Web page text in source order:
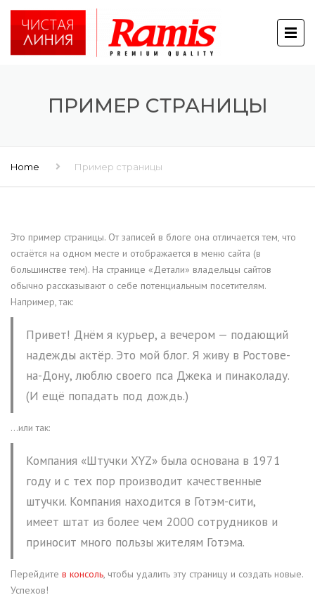
ПРИМЕР СТРАНИЦЫ
Home Пример страницы
Это пример страницы. От записей в блоге она отличается тем, что
остаётся на одном месте и отображается в меню сайта (в
большинстве тем). На странице «Детали» владельцы сайтов
обычно рассказывают о себе потенциальным посетителям.
Например, так:
Привет! Днём я курьер, а вечером — подающий
надежды актёр. Это мой блог. Я живу в Ростове-
на-Дону, люблю своего пса Джека и пинаколаду.
(И ещё попадать под дождь.)
…или так:
Компания «Штучки XYZ» была основана в 1971
году и с тех пор производит качественные
штучки. Компания находится в Готэм-сити,
имеет штат из более чем 2000 сотрудников и
приносит много пользы жителям Готэма.
Перейдите в консоль, чтобы удалить эту страницу и создать новые.
Успехов!